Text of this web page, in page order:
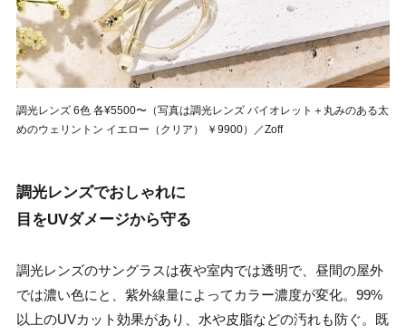
調光レンズ 6色 各¥5500〜（写真は調光レンズ バイオレット＋丸みのある太
めのウェリントン イエロー（クリア） ￥9900）／Zoff
調光レンズでおしゃれに
目をUVダメージから守る
調光レンズのサングラスは夜や室内では透明で、昼間の屋外
では濃い色にと、紫外線量によってカラー濃度が変化。99%
以上のUVカット効果があり、水や皮脂などの汚れも防ぐ。既